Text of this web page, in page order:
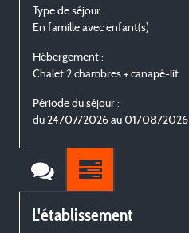
Type de séjour :
En famille avec enfant(s)
Hébergement :
Chalet 2 chambres + canapé-lit
Période du séjour :
du 24/07/2026 au 01/08/2026
L'établissement